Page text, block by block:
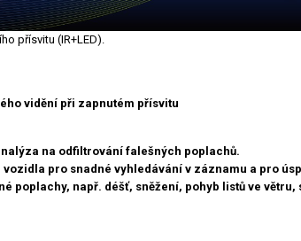
přísvitu (IR+LED).
vidění při zapnutém přísvitu
analýza na odfiltrování falešných poplachů.
vozidla pro snadné vyhledávání v záznamu a pro
poplachy, např. déšť, sněžení, pohyb listů ve větru,